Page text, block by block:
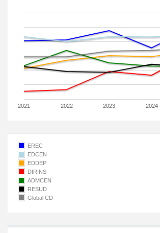
2021 2022 2023 2024
EREC
EDCEN
EDDEP
DIRINS
ADMCEN
RESUD
Global CD